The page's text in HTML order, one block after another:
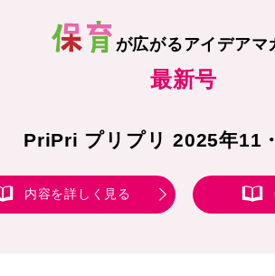
が広がるアイデアマ
最新号
PriPri プリプリ 2025年11
内容を詳しく見る